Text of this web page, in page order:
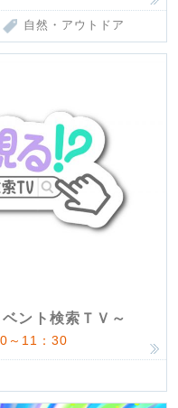
自然・アウトドア
ント検索ＴＶ～
～11：30